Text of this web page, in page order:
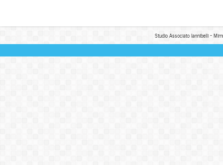
Studio Associato Iannibelli -